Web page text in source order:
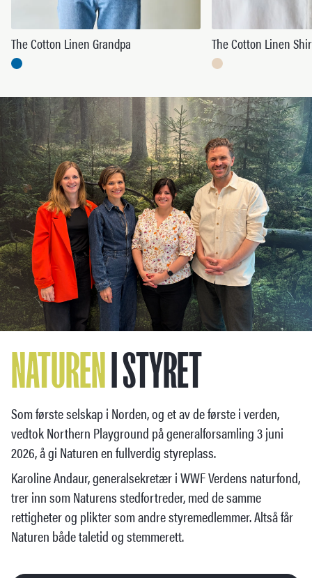
The Cotton Linen Grandpa The Cotton Linen
NATURENI STYRET
Som første selskap i Norden, og et av de første i verden,
vedtok Northern Playground på generalforsamling 3 juni
2026, å gi Naturen en fullverdig styreplass.
Karoline Andaur, generalsekretær i WWF Verdens naturfond,
trer inn som Naturens stedfortreder, med de samme
rettigheter og plikter som andre styremedlemmer. Altså får
Naturen både taletid og stemmerett.